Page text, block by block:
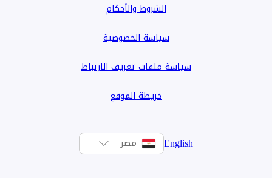
الشروط والأحكام
سياسة الخصوصية
سياسة ملفات تعريف الارتباط
خريطة الموقع
English مصر